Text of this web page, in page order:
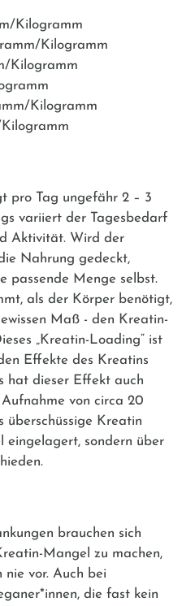
Kilogramm
Kilogramm
Kilogramm
Kilogramm
pro Tag ungefähr 2 – 3
variiert der Tagesbedarf
Aktivität. Wird der
Nahrung gedeckt,
passende Menge selbst.
als der Körper benötigt,
Maß - den Kreatin-
„Kreatin-Loading“ ist
Effekte des Kreatins
hat dieser Effekt auch
von circa 20
überschüssige Kreatin
eingelagert, sondern über
brauchen sich
Mangel zu machen,
nie vor. Auch bei
die fast kein